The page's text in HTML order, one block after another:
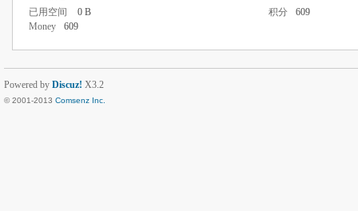
已用空间
0 B 积分
609
Money
609
Powered by Discuz! X3.2
© 2001-2013 Comsenz Inc.